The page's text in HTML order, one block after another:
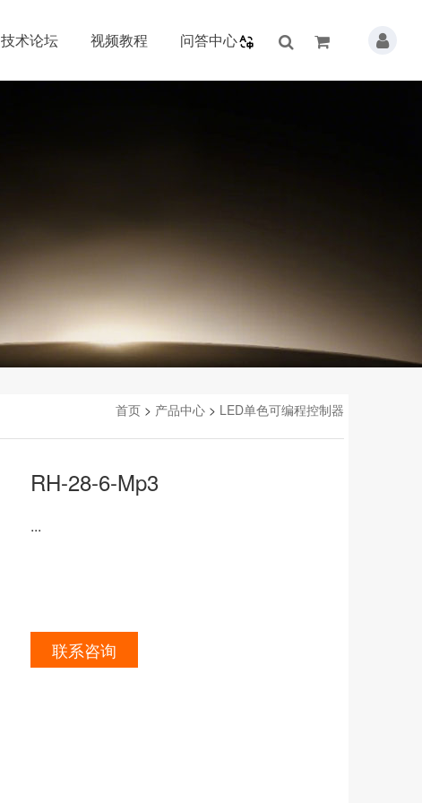
技术论坛 视频教程 问答中心
首页 > 产品中心 > LED单色可编程控制器
RH-28-6-Mp3
...
联系咨询